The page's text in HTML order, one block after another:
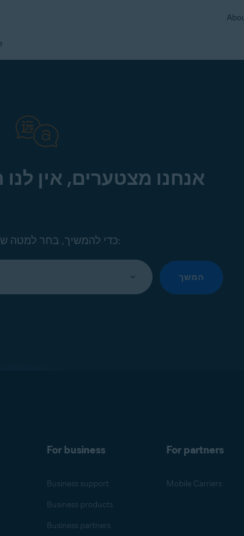
אנחנו מצטערים, אין
כדי להמשיך, בחר למטה שפה נתמכת:
המשך
For business
Business support
Business products
Business partners
For partners
Mobile Carriers